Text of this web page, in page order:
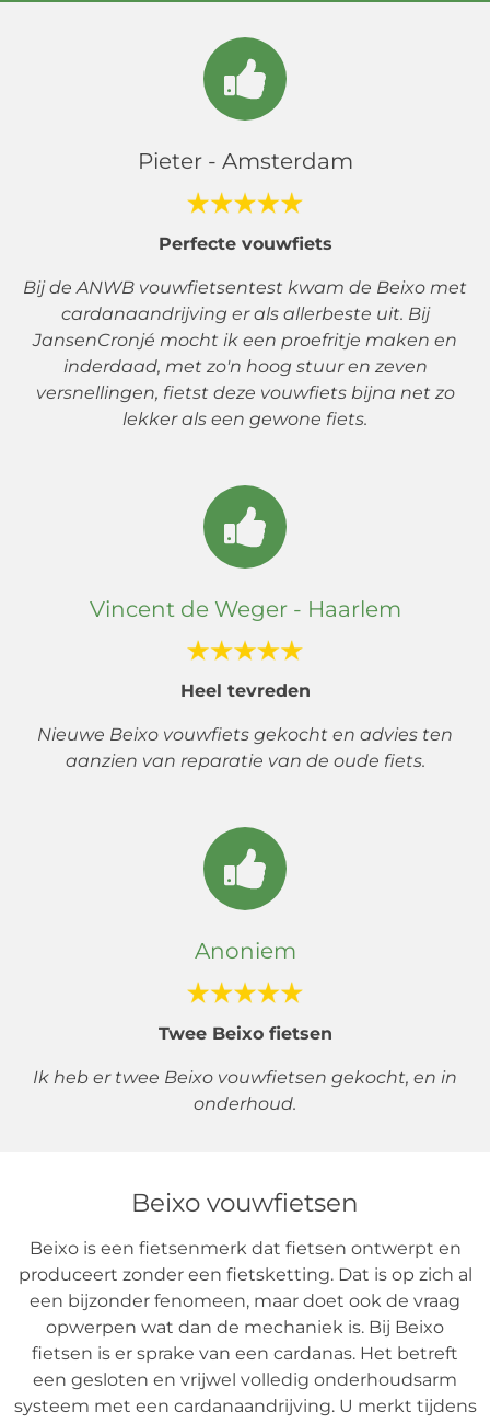
Pieter - Amsterdam
Perfecte vouwfiets
Bij de ANWB vouwfietsentest kwam de Beixo met
cardanaandrijving er als allerbeste uit. Bij
JansenCronjé mocht ik een proefritje maken en
inderdaad, met zo'n hoog stuur en zeven
versnellingen, fietst deze vouwfiets bijna net zo
lekker als een gewone fiets.
Vincent de Weger - Haarlem
Heel tevreden
Nieuwe Beixo vouwfiets gekocht en advies ten
aanzien van reparatie van de oude fiets.
Anoniem
Twee Beixo fietsen
Ik heb er twee Beixo vouwfietsen gekocht, en in
onderhoud.
Beixo vouwfietsen
Beixo is een fietsenmerk dat fietsen ontwerpt en
produceert zonder een fietsketting. Dat is op zich al
een bijzonder fenomeen, maar doet ook de vraag
opwerpen wat dan de mechaniek is. Bij Beixo
fietsen is er sprake van een cardanas. Het betreft
een gesloten en vrijwel volledig onderhoudsarm
systeem met een cardanaandrijving. U merkt tijdens